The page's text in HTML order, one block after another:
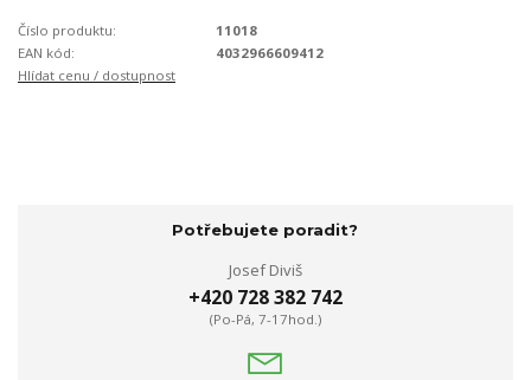
Číslo produktu:
11018
EAN kód:
4032966609412
Hlídat cenu / dostupnost
Potřebujete poradit?
Josef Diviš
+420 728 382 742
(Po-Pá, 7-17hod.)